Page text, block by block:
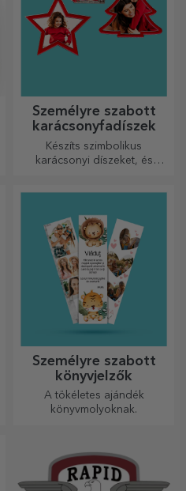
Személyre szabott
karácsonyfadíszek
Készíts szimbolikus
karácsonyi díszeket, és
Személyre szabott
könyvjelzők
A tökéletes ajándék
könyvmolyoknak.